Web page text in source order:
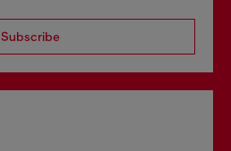
Subscribe